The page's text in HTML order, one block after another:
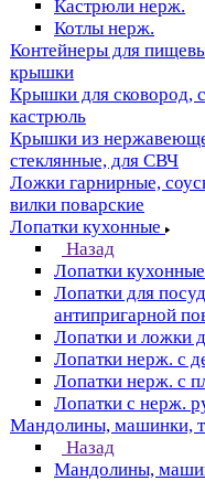
Кастрюли нерж.
Котлы нерж.
Контейнеры для
крышки
Крышки для сковород,
кастрюль
Крышки из
стеклянные, для СВЧ
Ложки гарнирные,
вилки поварские
Лопатки кухонные
Назад
Лопатки кухонные
Лопатки для
антипригарной
Лопатки и ложки
Лопатки нерж. с
Лопатки нерж. с
Лопатки с нерж.
Мандолины, машинки,
Назад
Мандолины,